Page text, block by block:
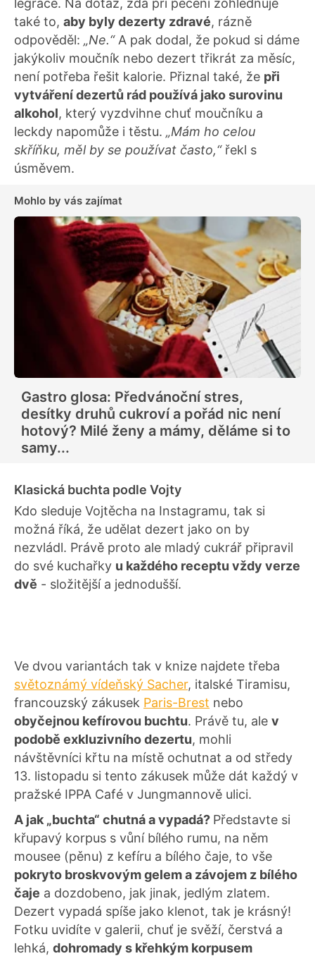
legrace. Na dotaz, zda při pečení zohledňuje
také to, aby byly dezerty zdravé, rázně
odpověděl: „Ne.“A pak dodal, že pokud si dáme
jakýkoliv moučník nebo dezert třikrát za měsíc,
není potřeba řešit kalorie. Přiznal také, že při
vytváření dezertů rád používá jako surovinu
alkohol, který vyzdvihne chuť moučníku a
leckdy napomůže i těstu. „Mám ho celou
skříňku, měl by se používat často,“řekl s
úsměvem.
Mohlo by vás zajímat
Gastro glosa: Předvánoční stres,
desítky druhů cukroví a pořád nic není
hotový? Milé ženy a mámy, děláme si to
samy...
Klasická buchta podle Vojty
Kdo sleduje Vojtěcha na Instagramu, tak si
možná říká, že udělat dezert jako on by
nezvládl. Právě proto ale mladý cukrář připravil
do své kuchařky u každého receptu vždy verze
dvě - složitější a jednodušší.
Ve dvou variantách tak v knize najdete třeba
světoznámý vídeňský Sacher, italské Tiramisu,
francouzský zákusek Paris-Brest nebo
obyčejnou kefírovou buchtu. Právě tu, ale v
podobě exkluzivního dezertu, mohli
návštěvníci křtu na místě ochutnat a od středy
13. listopadu si tento zákusek může dát každý v
pražské IPPA Café v Jungmannově ulici.
A jak „buchta“ chutná a vypadá? Představte si
křupavý korpus s vůní bílého rumu, na něm
mousee (pěnu) z kefíru a bílého čaje, to vše
pokryto broskvovým gelem a závojem z bílého
čaje a dozdobeno, jak jinak, jedlým zlatem.
Dezert vypadá spíše jako klenot, tak je krásný!
Fotku uvidíte v galerii, chuť je svěží, čerstvá a
lehká, dohromady s křehkým korpusem